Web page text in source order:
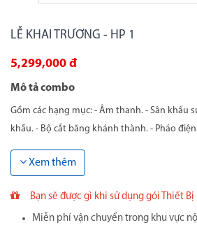
LỄ KHAI TRƯƠNG - HP 1
5,299,000 đ
Mô tả combo
Gồm các hạng mục: - Âm thanh. - Sân khấu
khấu. - Bộ cắt băng khánh thành. - Pháo
Xem thêm
Bạn sẽ được gì khi sử dụng gói Thiết Bị
Miễn phí vận chuyển trong khu vực